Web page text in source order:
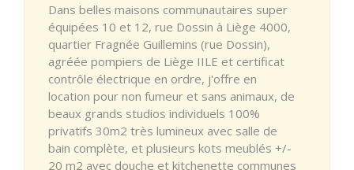
Dans belles maisons communautaires super
équipées 10 et 12, rue Dossin à Liège 4000,
quartier Fragnée Guillemins (rue Dossin),
agréée pompiers de Liège IILE et certificat
contrôle électrique en ordre, j'offre en
location pour non fumeur et sans animaux, de
beaux grands studios individuels 100%
privatifs 30m2 très lumineux avec salle de
bain complète, et plusieurs kots meublés +/-
20 m2 avec douche et kitchenette communes